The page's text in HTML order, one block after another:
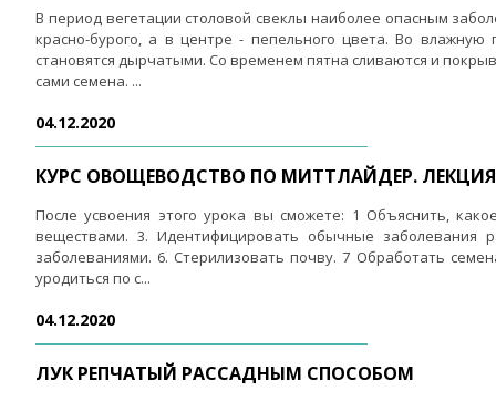
В период вегетации столовой свеклы наиболее опасным
красно-бурого, а в центре - пепельного цвета. Во
становятся дырчатыми. Со временем пятна сливаются и
сами семена. ...
04.12.2020
КУРС ОВОЩЕВОДСТВО ПО МИТТЛАЙДЕР.
После усвоения этого урока вы сможете: 1 Объяснить,
веществами. 3. Идентифицировать обычные заболевания
заболеваниями. 6. Стерилизовать почву. 7 Обработать
уродиться по с...
04.12.2020
ЛУК РЕПЧАТЫЙ РАССАДНЫМ СПОСОБОМ